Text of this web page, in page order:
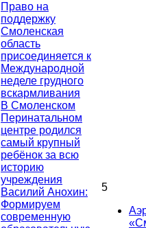
Право на
поддержку
Смоленская
область
присоединяется к
Международной
неделе грудного
вскармливания
В Смоленском
Перинатальном
центре родился
самый крупный
ребёнок за всю
историю
учреждения
Василий Анохин:
Формируем
современную
5